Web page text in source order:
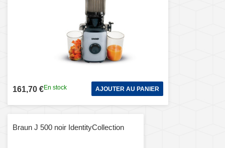
161,70 €En stock AJOUTER AU PANIER
Braun J 500 noir IdentityCollection